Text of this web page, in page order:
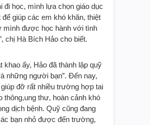
đi học, mình lựa chọn giáo dục
để giúp các em khó khăn, thiệt
mình được học hành với tình
chị Hà Bích Hảo cho biết.
khao ấy, Hảo đã thành lập quỹ
những người bạn”. Đến nay,
đỡ rất nhiều trường hợp tai
thông,ung thư, hoàn cảnh khó
dịch bệnh. Quỹ cũng đang
bạn nhỏ được đến trường,